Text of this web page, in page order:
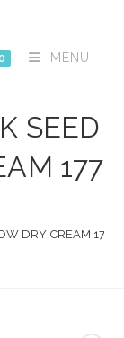
MENU
SEED
177
DRY CREAM 177